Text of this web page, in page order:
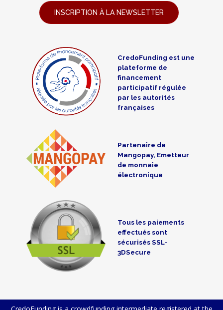
INSCRIPTION À LA NEWSLETTER
CredoFunding est une
plateforme de
financement
participatif régulée
par les autorités
françaises
Partenaire de
Mangopay, Emetteur
de monnaie
électronique
Tous les paiements
effectués sont
sécurisés SSL-
3DSecure